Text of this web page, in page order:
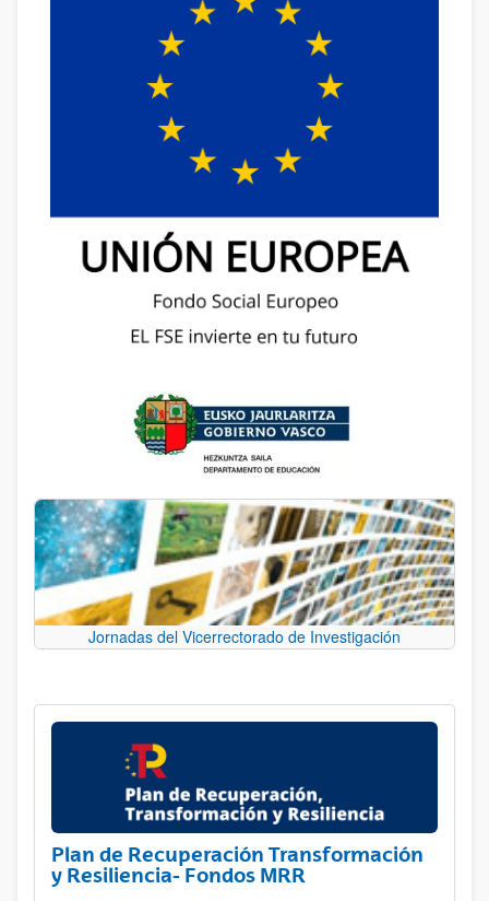
Jornadas del Vicerrectorado de Investigación
Plan de Recuperación Transformación
y Resiliencia- Fondos MRR